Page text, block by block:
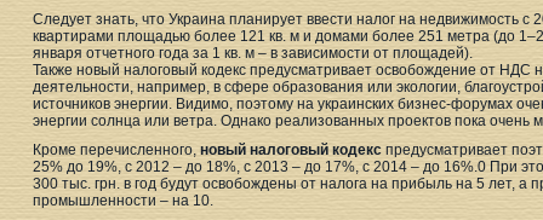
Следует знать, что Украина планирует ввести налог на недвижимость с
квартирами площадью более 121 кв. м и домами более 251 метра (до
января отчетного года за 1 кв. м – в зависимости от площадей).
Также новый налоговый кодекс предусматривает освобождение от НДС
деятельности, например, в сфере образования или экологии,
источников энергии. Видимо, поэтому на украинских бизнес-форумах
энергии солнца или ветра. Однако реализованных проектов пока очень
Кроме перечисленного, новый налоговый кодекс предусматривает
25% до 19%, с 2012 – до 18%, с 2013 – до 17%, с 2014 – до 16%.0 При
300 тыс. грн. в год будут освобождены от налога на прибыль на 5 лет, а
промышленности – на 10.